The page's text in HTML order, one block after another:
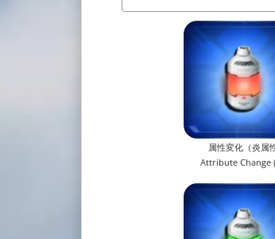
属性変化（炎属
Attribute Change